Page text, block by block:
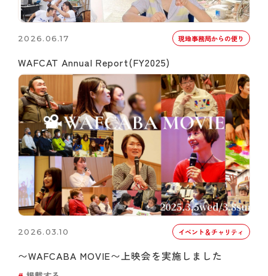
2026.06.17 現地事務局からの便り
WAFCAT Annual Report(FY2025)
2026.03.10 イベント＆チャリティ
〜WAFCABA MOVIE〜上映会を実施しました